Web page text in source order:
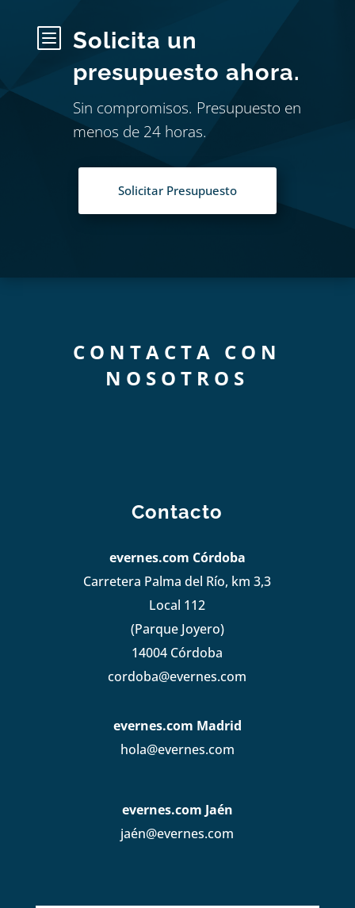
b
Solicita un
presupuesto ahora.
Sin compromisos. Presupuesto en
menos de 24 horas.
Solicitar Presupuesto
CONTACTA CON
NOSOTROS
Contacto
evernes.com Córdoba
Carretera Palma del Río, km 3,3
Local 112
(Parque Joyero)
14004 Córdoba
cordoba@evernes.com
evernes.com Madrid
hola@evernes.com
evernes.com Jaén
jaén@evernes.com